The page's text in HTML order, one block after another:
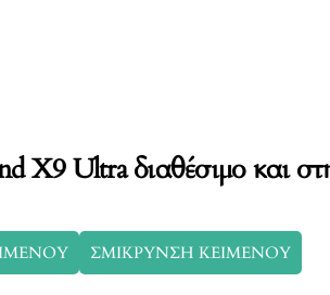
X9 Ultra διαθέσιμο και
ΣΜΙΚΡΥΝΣΗ ΚΕΙΜΕΝΟΥ